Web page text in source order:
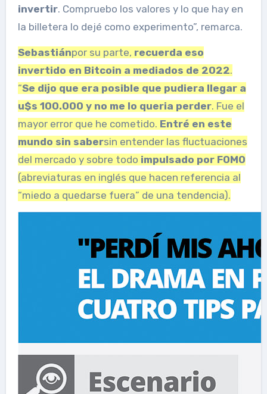
invertir. Compruebo los valores y lo que hay en
la billetera lo dejé como experimento”, remarca.
Sebastiánpor su parte, recuerda eso
invertido en Bitcoin a mediados de 2022.
“Se dijo que era posible que pudiera llegar a
u$s 100.000 y no me lo queria perder. Fue el
mayor error que he cometido. Entré en este
mundo sin sabersin entender las fluctuaciones
del mercado y sobre todo impulsado por FOMO
(abreviaturas en inglés que hacen referencia al
“miedo a quedarse fuera” de una tendencia).